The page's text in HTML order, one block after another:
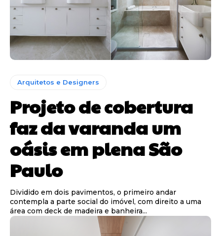
Arquitetos e Designers
Projeto de cobertura
faz da varanda um
oásis em plena São
Paulo
Dividido em dois pavimentos, o primeiro andar
contempla a parte social do imóvel, com direito a uma
área com deck de madeira e banheira...